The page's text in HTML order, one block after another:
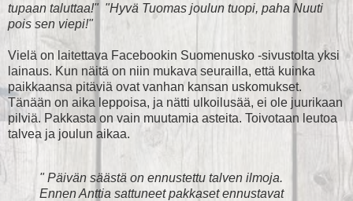
tupaan taluttaa!" "Hyvä Tuomas joulun tuopi, paha Nuuti
pois sen viepi!"
Vielä on laitettava Facebookin Suomenusko -sivustolta yksi
lainaus. Kun näitä on niin mukava seurailla, että kuinka
paikkaansa pitäviä ovat vanhan kansan uskomukset.
Tänään on aika leppoisa, ja nätti ulkoilusää, ei ole juurikaan
pilviä. Pakkasta on vain muutamia asteita. Toivotaan leutoa
talvea ja joulun aikaa.
" Päivän säästä on ennustettu talven ilmoja.
Ennen Anttia sattuneet pakkaset ennustavat